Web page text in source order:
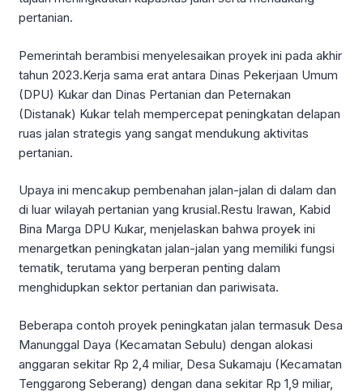
pertanian.
Pemerintah berambisi menyelesaikan proyek ini pada akhir
tahun 2023.Kerja sama erat antara Dinas Pekerjaan Umum
(DPU) Kukar dan Dinas Pertanian dan Peternakan
(Distanak) Kukar telah mempercepat peningkatan delapan
ruas jalan strategis yang sangat mendukung aktivitas
pertanian.
Upaya ini mencakup pembenahan jalan-jalan di dalam dan
di luar wilayah pertanian yang krusial.Restu Irawan, Kabid
Bina Marga DPU Kukar, menjelaskan bahwa proyek ini
menargetkan peningkatan jalan-jalan yang memiliki fungsi
tematik, terutama yang berperan penting dalam
menghidupkan sektor pertanian dan pariwisata.
Beberapa contoh proyek peningkatan jalan termasuk Desa
Manunggal Daya (Kecamatan Sebulu) dengan alokasi
anggaran sekitar Rp 2,4 miliar, Desa Sukamaju (Kecamatan
Tenggarong Seberang) dengan dana sekitar Rp 1,9 miliar,